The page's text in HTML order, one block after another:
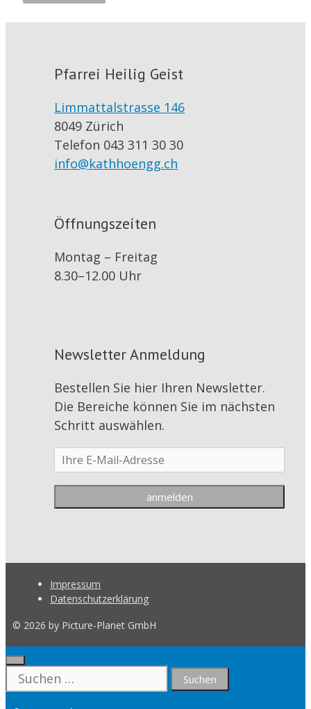
Pfarrei Heilig Geist
Limmattalstrasse 146
8049 Zürich
Telefon 043 311 30 30
info@kathhoengg.ch
Öffnungszeiten
Montag – Freitag
8.30–12.00 Uhr
Newsletter Anmeldung
Bestellen Sie hier Ihren Newsletter.
Die Bereiche können Sie im nächsten
Schritt auswählen.
Impressum
Datenschutzerklärung
© 2026 by Picture-Planet GmbH
Close
Suche
nach: